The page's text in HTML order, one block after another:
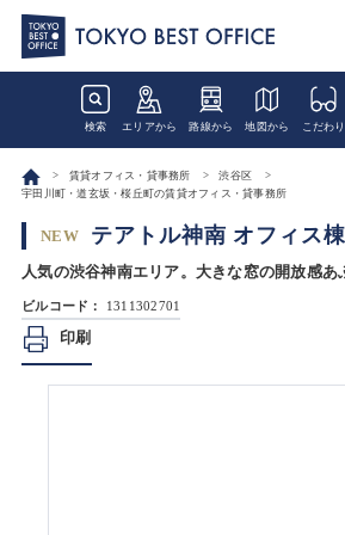
検索 エリアから 路線から 地図から こだわり
賃貸オフィス・貸事務所
渋谷区
宇田川町・道玄坂・桜丘町の賃貸オフィス・貸事務所
NEW テアトル神南 オフィス棟
人気の渋谷神南エリア。大きな窓の開放感あ
ビルコード： 1311302701
印刷